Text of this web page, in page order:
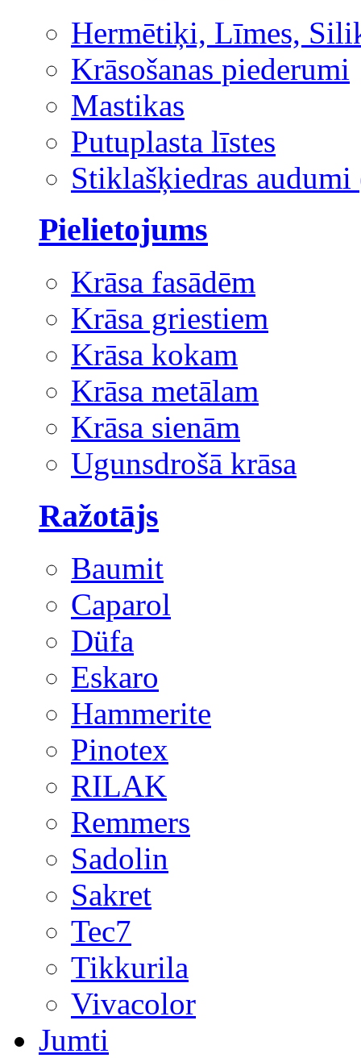
Hermētiķi, Līmes,
Krāsošanas piederumi
Mastikas
Putuplasta līstes
Stiklašķiedras audumi
Pielietojums
Krāsa fasādēm
Krāsa griestiem
Krāsa kokam
Krāsa metālam
Krāsa sienām
Ugunsdrošā krāsa
Ražotājs
Baumit
Caparol
Düfa
Eskaro
Hammerite
Pinotex
RILAK
Remmers
Sadolin
Sakret
Tec7
Tikkurila
Vivacolor
Jumti